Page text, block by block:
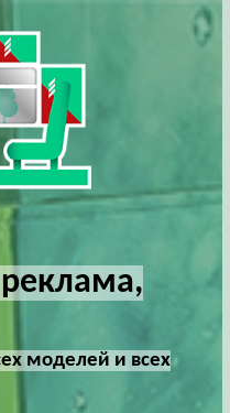
моделей и всех